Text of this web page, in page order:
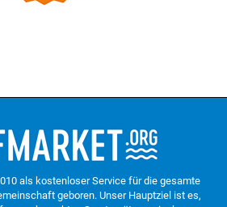
als kostenloser Service für die gesamte
geboren. Unser Hauptziel ist es,